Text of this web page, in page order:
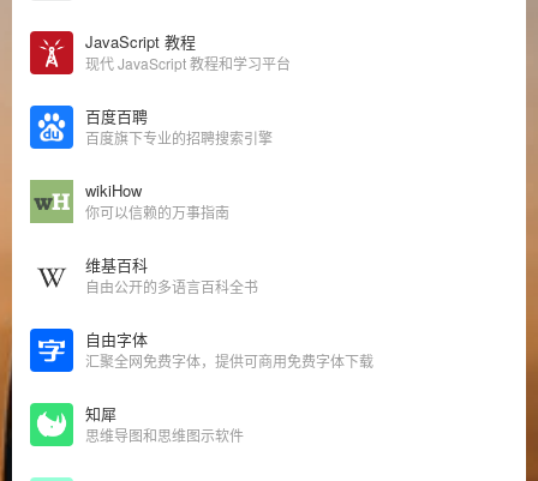
JavaScript 教程
现代 JavaScript 教程和学习平台
百度百聘
百度旗下专业的招聘搜索引擎
wikiHow
你可以信赖的万事指南
维基百科
自由公开的多语言百科全书
自由字体
汇聚全网免费字体，提供可商用免费字体下载
知犀
思维导图和思维图示软件